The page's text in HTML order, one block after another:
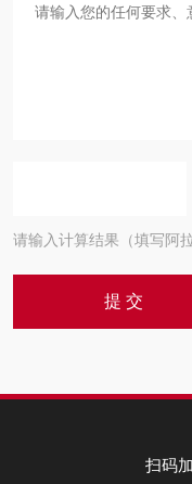
请输入计算结果（填写阿
扫码